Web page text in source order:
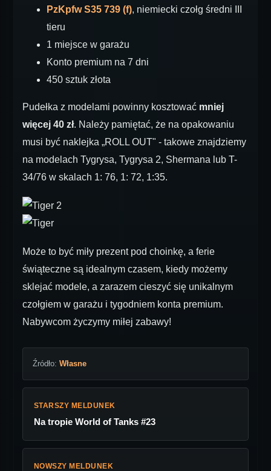
PzKpfw S35 739 (f), niemiecki czołg średni III
tieru
1 miejsce w garażu
Konto premium na 7 dni
450 sztuk złota
Pudełka z modelami powinny kosztować mniej
więcej 40 zł. Należy pamiętać, że na opakowaniu
musi być naklejka „ROLL OUT" - takowe znajdziemy
na modelach Tygrysa, Tygrysa 2, Shermana lub T-
34/76 w skalach 1: 76, 1: 72, 1:35.
Może to być miły prezent pod choinkę, a ferie
świąteczne są idealnym czasem, kiedy możemy
sklejać modele, a zarazem cieszyć się unikalnym
czołgiem w garażu i tygodniem konta premium.
Nabywcom życzymy miłej zabawy!
Źródło: Własne
STARSZY MELDUNEK
Na tropie World of Tanks #23
NOWSZY MELDUNEK